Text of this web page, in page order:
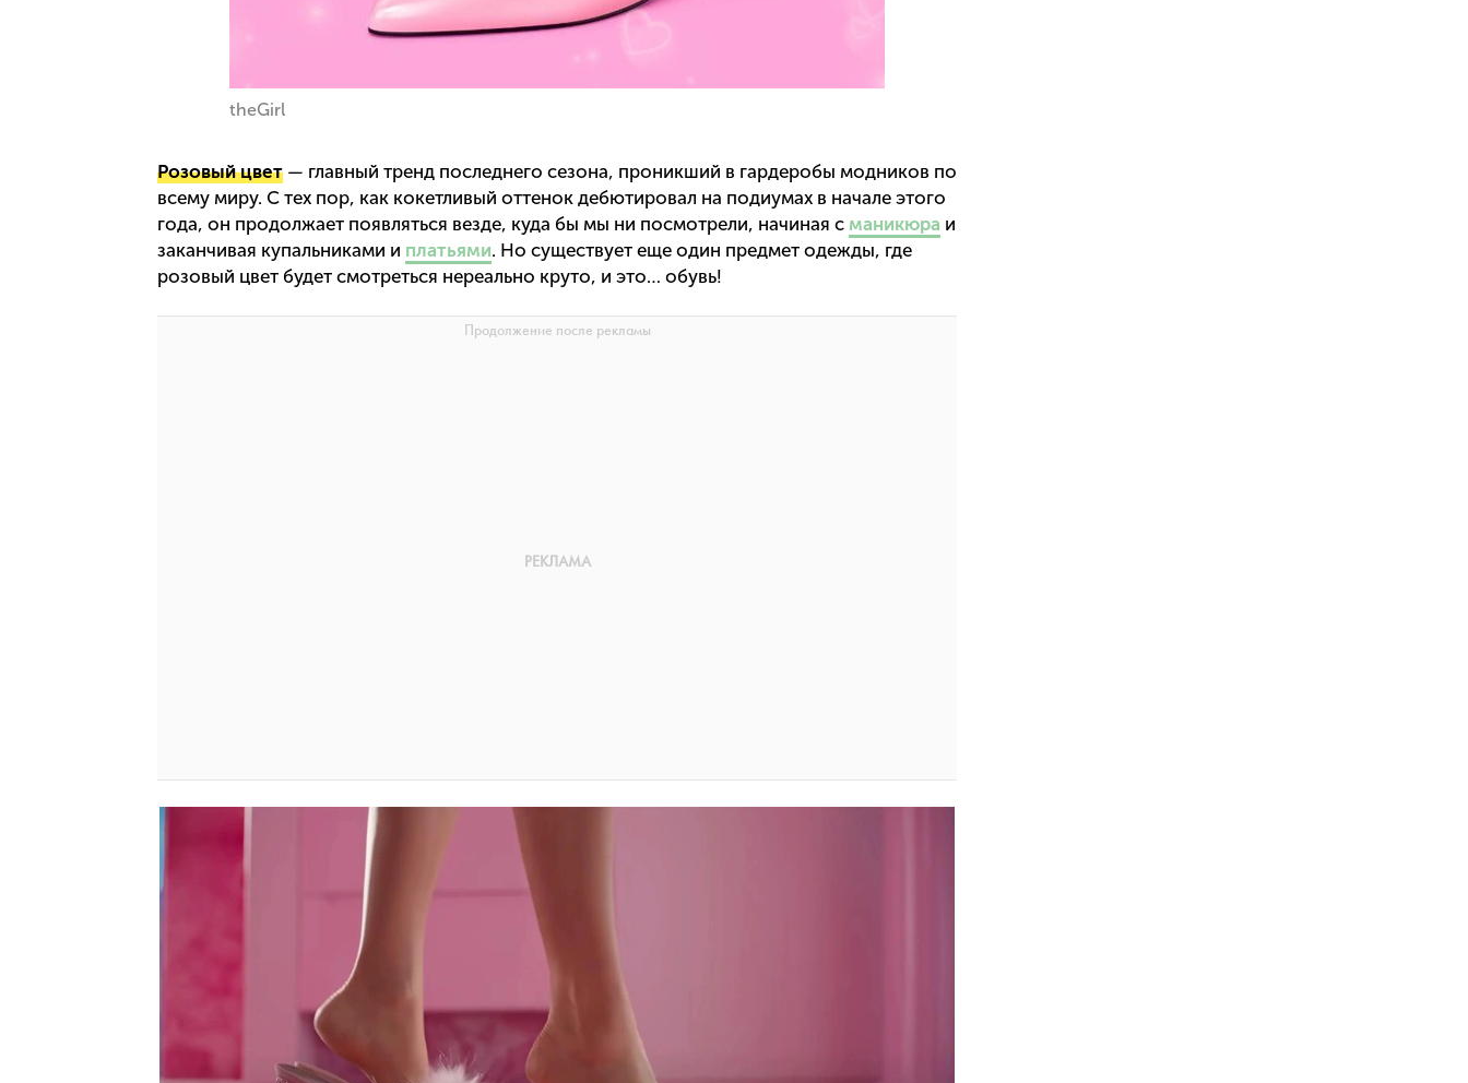
theGirl
Розовый цвет — главный тренд последнего сезона, проникший в гардеробы модников по
всему миру. С тех пор, как кокетливый оттенок дебютировал на подиумах в начале этого
года, он продолжает появляться везде, куда бы мы ни посмотрели, начиная с маникюра и
заканчивая купальниками и платьями. Но существует еще один предмет одежды, где
розовый цвет будет смотреться нереально круто, и это… обувь!